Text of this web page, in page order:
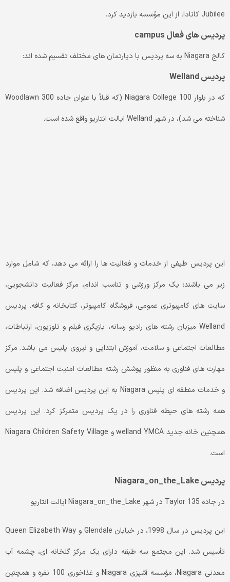
Jubilee کانادا، از این مؤسسه بازدید کرد.
پردیس های فعال campus
کالج Niagara به سه پردیس با دپارتمان های مختلف تقسیم شده اند:
پردیس Welland
که در بلوار 100 Niagara College (که قبلاً با عنوان جاده 300 Woodlawn
شناخته می شد)، در شهر Welland ایالت انتاریو واقع شده است.
این پردیس طیفی از خدمات و فعالیت ها را ارائه می دهد، که شامل موارد
زیر می باشند: یک مرکز ورزشی و تناسب اندام، مرکز فعالیت دانشجویی،
سایت های کامپیوتری عمومی، فروشگاه کامپیوتر، کتابخانه و کافه. پردیس
Welland میزبان رشته های رادیو رسانه، بازیگری فیلم و تلوزیون، ارتباطات،
مطالعات اجتماعی و سلامت، آموزش ابتدایی و نیروی پلیس می باشد. مرکز
مهارت های فناوری به منظور پوشش رشته مطالعات امنیت اجتماعی و پلیس
و خدمات منطقه ای پلیس Niagara به این پردیس اضافه شد. این پردیس
همه رشته های حیطه فناوری را در یک پردیس متمرکز کرد. این پردیس
همچنین خانه جدید welland YMCA و Niagara Children Safety Village
است.
پردیس Niagara_on_the_Lake
در جاده 135 Taylor در شهر Niagara_on_the_Lake ایالت انتاریو
این پردیس در سال 1998، در خیابان Glendale و Queen Elizabeth Way
تأسیس شد. این مجتمع سه طبقه دارای یک مرکز گلخانه ای، چشمه آب
معدنی Niagara، مؤسسه آشپزی Niagara و غذاخوری 100 نفره و همچنین